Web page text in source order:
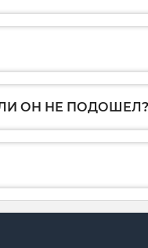
ОН НЕ ПОДОШЕЛ?